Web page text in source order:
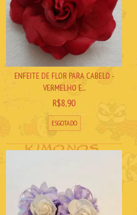
ENFEITE DE FLOR PARA CABELO -
VERMELHO E...
R$8,90
ESGOTADO